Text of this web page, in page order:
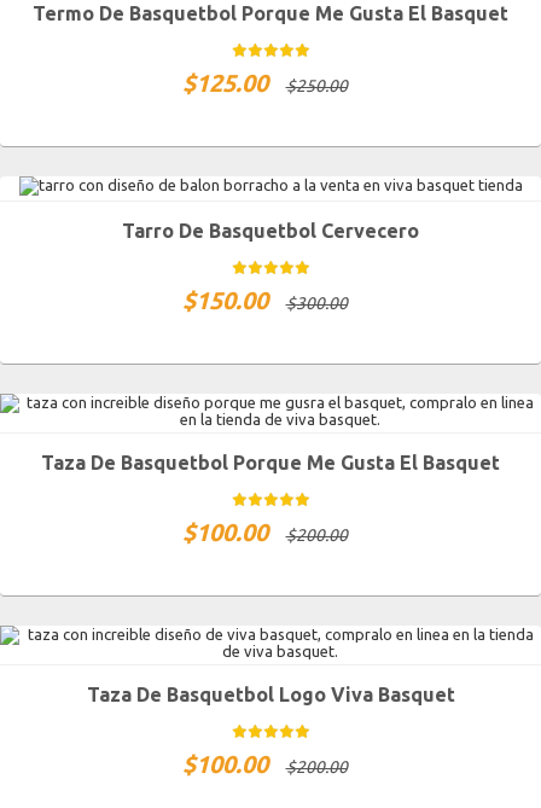
Termo De Basquetbol Porque Me Gusta El Basquet
$250.00
$125.00
Tarro De Basquetbol Cervecero
$300.00
$150.00
Taza De Basquetbol Porque Me Gusta El Basquet
$200.00
$100.00
Taza De Basquetbol Logo Viva Basquet
$200.00
$100.00